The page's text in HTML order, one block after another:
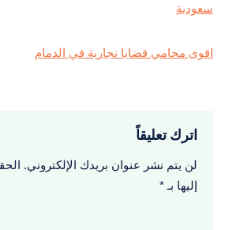
سعودية
اقوى محامي قضايا تجارية في الدمام
اترك تعليقاً
لن يتم نشر عنوان بريدك الإلكتروني.
إليها بـ *